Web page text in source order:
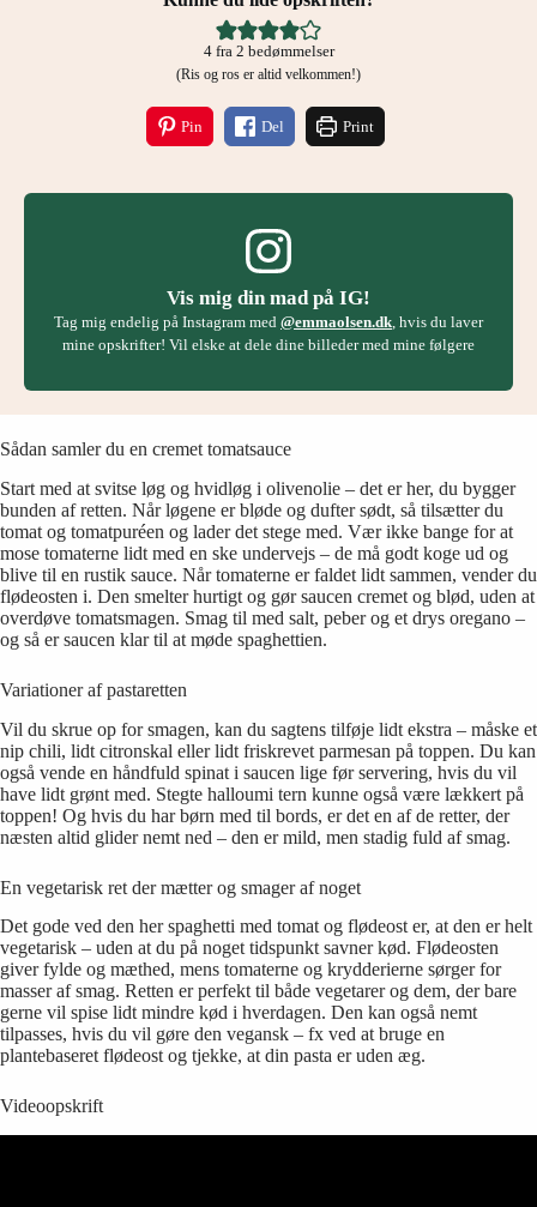
4fra 2 bedømmelser
(Ris og ros er altid velkommen!)
Pin Del Print
Vis mig din mad på IG!
Tag mig endelig på Instagram med @emmaolsen.dk, hvis du laver
mine opskrifter! Vil elske at dele dine billeder med mine følgere
Sådan samler du en cremet tomatsauce
Start med at svitse løg og hvidløg i olivenolie – det er her, du bygger
bunden af retten. Når løgene er bløde og dufter sødt, så tilsætter du
tomat og tomatpuréen og lader det stege med. Vær ikke bange for at
mose tomaterne lidt med en ske undervejs – de må godt koge ud og
blive til en rustik sauce. Når tomaterne er faldet lidt sammen, vender du
flødeosten i. Den smelter hurtigt og gør saucen cremet og blød, uden at
overdøve tomatsmagen. Smag til med salt, peber og et drys oregano –
og så er saucen klar til at møde spaghettien.
Variationer af pastaretten
Vil du skrue op for smagen, kan du sagtens tilføje lidt ekstra – måske et
nip chili, lidt citronskal eller lidt friskrevet parmesan på toppen. Du kan
også vende en håndfuld spinat i saucen lige før servering, hvis du vil
have lidt grønt med. Stegte halloumi tern kunne også være lækkert på
toppen! Og hvis du har børn med til bords, er det en af de retter, der
næsten altid glider nemt ned – den er mild, men stadig fuld af smag.
En vegetarisk ret der mætter og smager af noget
Det gode ved den her spaghetti med tomat og flødeost er, at den er helt
vegetarisk – uden at du på noget tidspunkt savner kød. Flødeosten
giver fylde og mæthed, mens tomaterne og krydderierne sørger for
masser af smag. Retten er perfekt til både vegetarer og dem, der bare
gerne vil spise lidt mindre kød i hverdagen. Den kan også nemt
tilpasses, hvis du vil gøre den vegansk – fx ved at bruge en
plantebaseret flødeost og tjekke, at din pasta er uden æg.
Videoopskrift